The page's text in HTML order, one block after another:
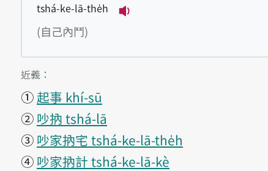
tshá-ke-lā-the̍h
(自己內鬥)
第3項釋義的
近義：
① 起事 khí-sū
② 吵抐 tshá-lā
③ 吵家抐宅 tshá-ke-lā-the̍h
④ 吵家抐計 tshá-ke-lā-kè